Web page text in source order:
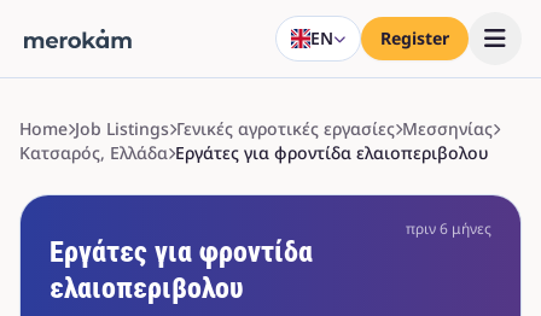
EN Register
Home Job Listings Γενικές αγροτικές εργασίες Μεσσηνίας
Κατσαρός, Ελλάδα Εργάτες για φροντίδα ελαιοπεριβολου
πριν 6 μήνες
Εργάτες για φροντίδα
ελαιοπεριβολου